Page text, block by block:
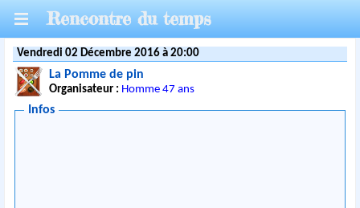
Rencontre du temps
Vendredi 02 Décembre 2016 à 20:00
La Pomme de pin
Organisateur : Homme 47 ans
Infos